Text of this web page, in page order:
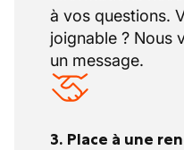
à vos questions.
joignable ? Nous
un message.
3. Place à une